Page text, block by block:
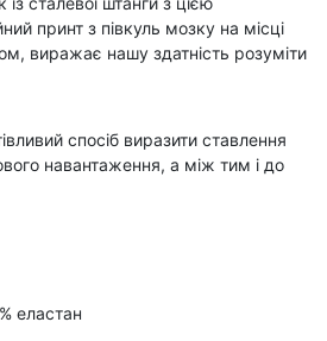
принт з півкуль мозку на місці
виражає нашу здатність розуміти
спосіб виразити ставлення
навантаження, а між тим і до
еластан